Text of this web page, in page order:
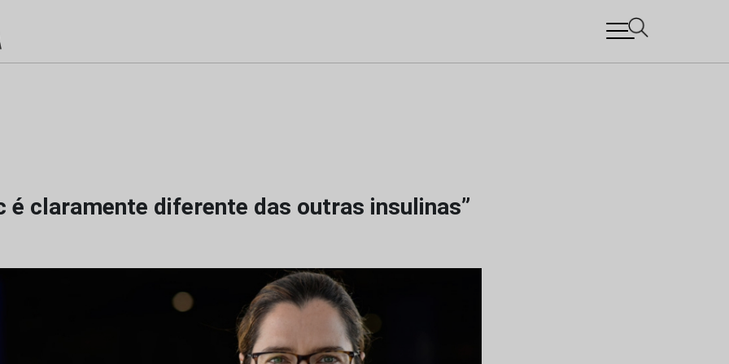
é claramente diferente das outras insulinas”